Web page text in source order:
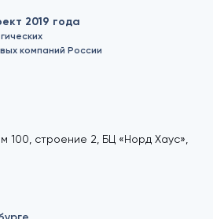
2019 года
компаний России
100, строение 2, БЦ «Норд Хаус»,